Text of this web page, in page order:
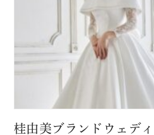
桂由美ブランドウェデ